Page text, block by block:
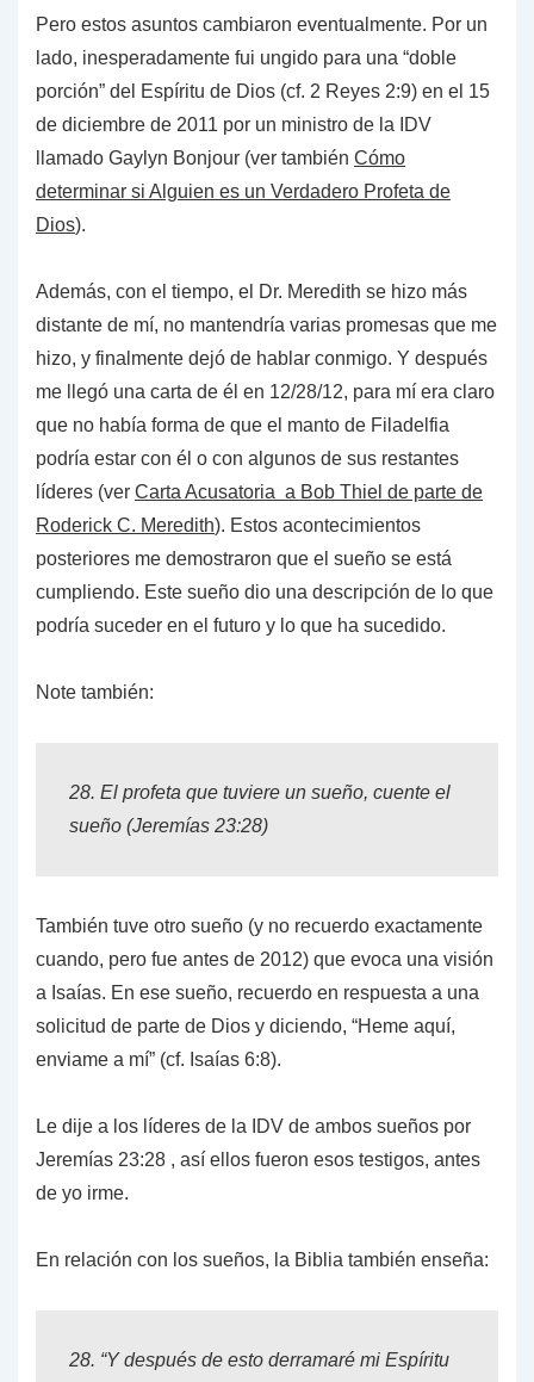
Pero estos asuntos cambiaron eventualmente. Por un
lado, inesperadamente fui ungido para una “doble
porción” del Espíritu de Dios (cf. 2 Reyes 2:9) en el 15
de diciembre de 2011 por un ministro de la IDV
llamado Gaylyn Bonjour (ver también Cómo
determinar si Alguien es un Verdadero Profeta de
Dios).
Además, con el tiempo, el Dr. Meredith se hizo más
distante de mí, no mantendría varias promesas que me
hizo, y finalmente dejó de hablar conmigo. Y después
me llegó una carta de él en 12/28/12, para mí era claro
que no había forma de que el manto de Filadelfia
podría estar con él o con algunos de sus restantes
líderes (ver Carta Acusatoria a Bob Thiel de parte de
Roderick C. Meredith). Estos acontecimientos
posteriores me demostraron que el sueño se está
cumpliendo. Este sueño dio una descripción de lo que
podría suceder en el futuro y lo que ha sucedido.
Note también:
28. El profeta que tuviere un sueño, cuente el
sueño (Jeremías 23:28)
También tuve otro sueño (y no recuerdo exactamente
cuando, pero fue antes de 2012) que evoca una visión
a Isaías. En ese sueño, recuerdo en respuesta a una
solicitud de parte de Dios y diciendo, “Heme aquí,
enviame a mí” (cf. Isaías 6:8).
Le dije a los líderes de la IDV de ambos sueños por
Jeremías 23:28 , así ellos fueron esos testigos, antes
de yo irme.
En relación con los sueños, la Biblia también enseña:
28. “Y después de esto derramaré mi Espíritu